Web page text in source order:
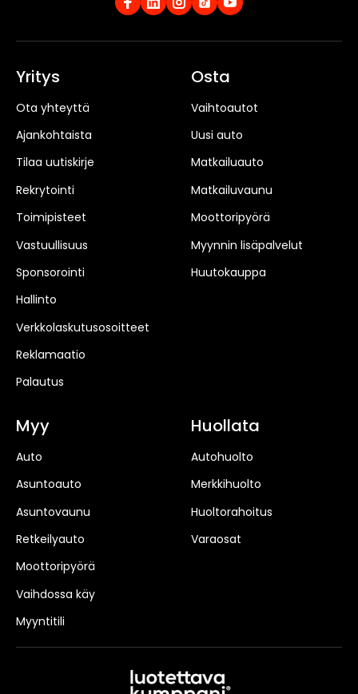
Yritys
Ota yhteyttä
Ajankohtaista
Tilaa uutiskirje
Rekrytointi
Toimipisteet
Vastuullisuus
Sponsorointi
Hallinto
Verkkolaskutusosoitteet
Reklamaatio
Palautus
Osta
Vaihtoautot
Uusi auto
Matkailuauto
Matkailuvaunu
Moottoripyörä
Myynnin lisäpalvelut
Huutokauppa
Myy
Auto
Asuntoauto
Asuntovaunu
Retkeilyauto
Moottoripyörä
Vaihdossa käy
Myyntitili
Huollata
Autohuolto
Merkkihuolto
Huoltorahoitus
Varaosat